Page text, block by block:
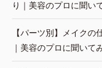
り｜美容のプロに聞い
【パーツ別】メイク
｜美容のプロに聞いて